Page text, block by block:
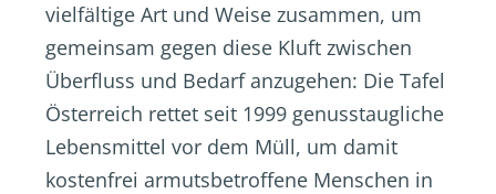
vielfältige Art und Weise zusammen, um
gemeinsam gegen diese Kluft zwischen
Überfluss und Bedarf anzugehen: Die Tafel
Österreich rettet seit 1999 genusstaugliche
Lebensmittel vor dem Müll, um damit
kostenfrei armutsbetroffene Menschen in